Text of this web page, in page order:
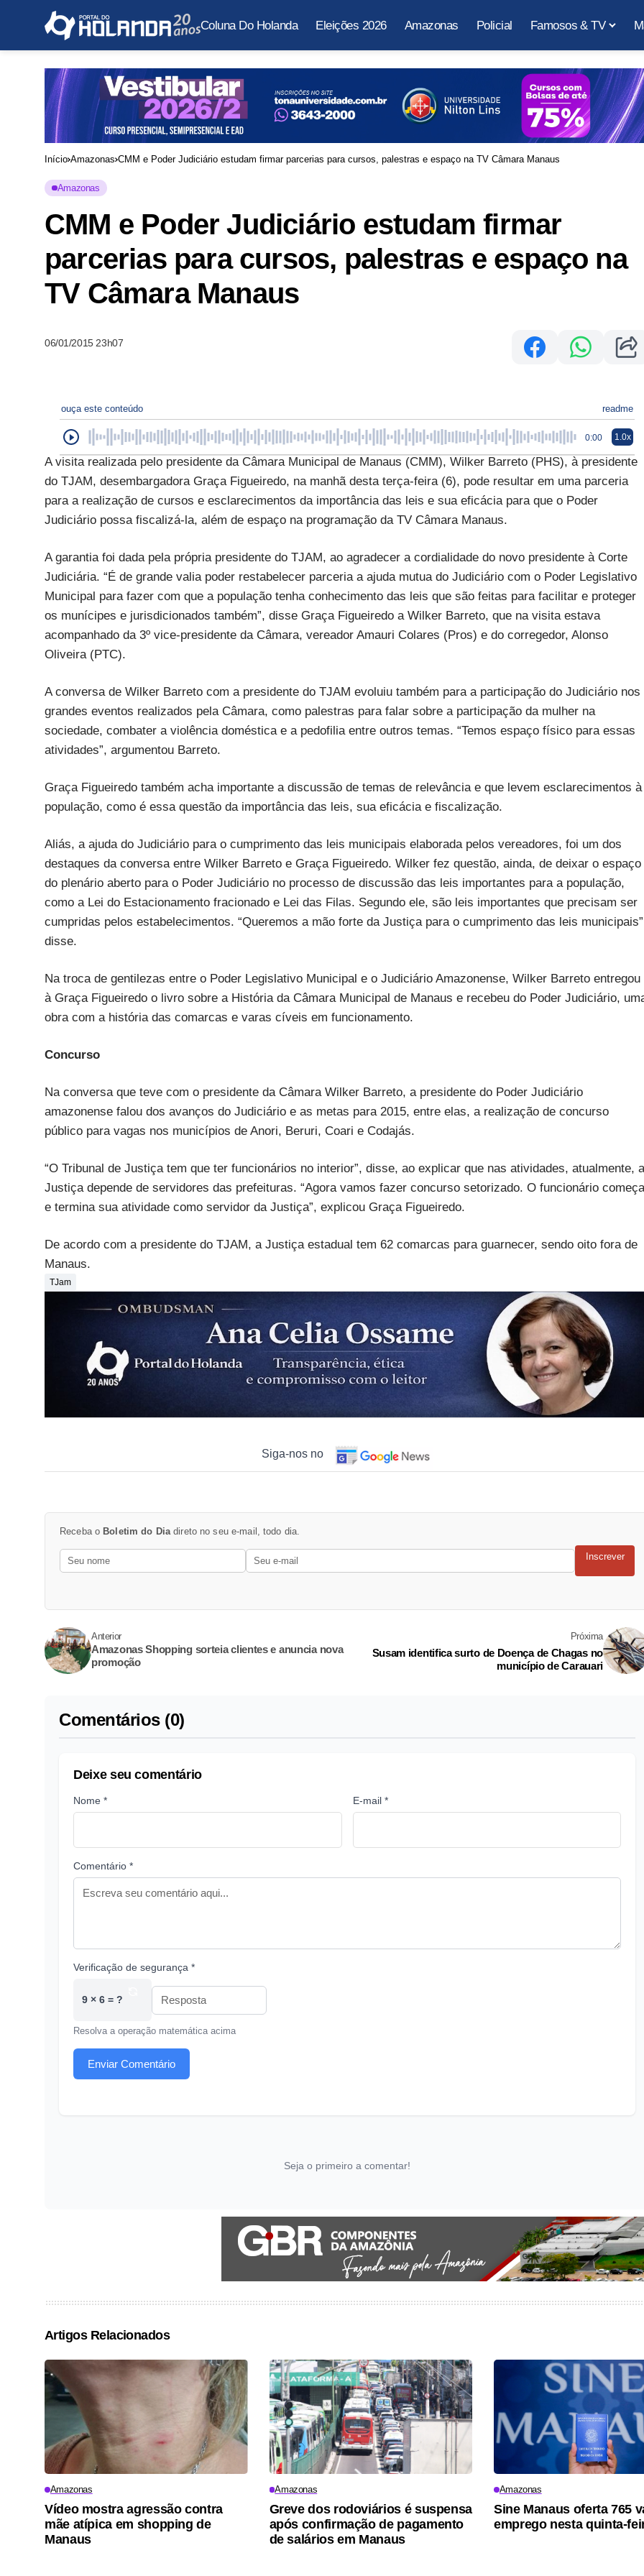
Coluna Do Holanda Eleições 2026 Amazonas Policial Famosos & TV
Início Amazonas CMM e Poder Judiciário estudam firmar parcerias para cursos, palestras e espaço na TV Câmara Manaus
Amazonas
CMM e Poder Judiciário estudam firmar
parcerias para cursos, palestras e espaço na
TV Câmara Manaus
06/01/2015 23h07
ouça este conteúdo readme
0:00 1.0x
A visita realizada pelo presidente da Câmara Municipal de Manaus (CMM), Wilker Barreto (PHS), à presidente
do TJAM, desembargadora Graça Figueiredo, na manhã desta terça-feira (6), pode resultar em uma parceria
para a realização de cursos e esclarecimentos da importância das leis e sua eficácia para que o Poder
Judiciário possa fiscalizá-la, além de espaço na programação da TV Câmara Manaus.
A garantia foi dada pela própria presidente do TJAM, ao agradecer a cordialidade do novo presidente à Corte
Judiciária. “É de grande valia poder restabelecer parceria a ajuda mutua do Judiciário com o Poder Legislativo
Municipal para fazer com que a população tenha conhecimento das leis que são feitas para facilitar e proteger
os munícipes e jurisdicionados também”, disse Graça Figueiredo a Wilker Barreto, que na visita estava
acompanhado da 3º vice-presidente da Câmara, vereador Amauri Colares (Pros) e do corregedor, Alonso
Oliveira (PTC).
A conversa de Wilker Barreto com a presidente do TJAM evoluiu também para a participação do Judiciário nos
grandes eventos realizados pela Câmara, como palestras para falar sobre a participação da mulher na
sociedade, combater a violência doméstica e a pedofilia entre outros temas. “Temos espaço físico para essas
atividades”, argumentou Barreto.
Graça Figueiredo também acha importante a discussão de temas de relevância e que levem esclarecimentos à
população, como é essa questão da importância das leis, sua eficácia e fiscalização.
Aliás, a ajuda do Judiciário para o cumprimento das leis municipais elaborada pelos vereadores, foi um dos
destaques da conversa entre Wilker Barreto e Graça Figueiredo. Wilker fez questão, ainda, de deixar o espaço
do plenário aberto para o Poder Judiciário no processo de discussão das leis importantes para a população,
como a Lei do Estacionamento fracionado e Lei das Filas. Segundo ele, são leis importantes que precisam ser
cumpridas pelos estabelecimentos. “Queremos a mão forte da Justiça para o cumprimento das leis
disse.
Na troca de gentilezas entre o Poder Legislativo Municipal e o Judiciário Amazonense, Wilker Barreto entregou
à Graça Figueiredo o livro sobre a História da Câmara Municipal de Manaus e recebeu do Poder Judiciário,
obra com a história das comarcas e varas cíveis em funcionamento.
Concurso
Na conversa que teve com o presidente da Câmara Wilker Barreto, a presidente do Poder Judiciário
amazonense falou dos avanços do Judiciário e as metas para 2015, entre elas, a realização de concurso
público para vagas nos municípios de Anori, Beruri, Coari e Codajás.
“O Tribunal de Justiça tem que ter funcionários no interior”, disse, ao explicar que nas atividades, atualmente, a
Justiça depende de servidores das prefeituras. “Agora vamos fazer concurso setorizado. O funcionário começa
e termina sua atividade como servidor da Justiça”, explicou Graça Figueiredo.
De acordo com a presidente do TJAM, a Justiça estadual tem 62 comarcas para guarnecer, sendo oito fora de
Manaus.
TJam
Siga-nos no
Receba o Boletim do Diadireto no seu e-mail, todo dia.
Inscrever
Anterior
Amazonas Shopping sorteia clientes e anuncia nova
promoção
Próxima
Susam identifica surto de Doença de Chagas no
município de Carauari
Comentários (0)
Deixe seu comentário
Nome * E-mail *
Comentário *
Verificação de segurança *
9 × 6 = ?
Resolva a operação matemática acima
Enviar Comentário
Seja o primeiro a comentar!
Artigos Relacionados
Amazonas
Vídeo mostra agressão contra
mãe atípica em shopping de
Manaus
Amazonas
Greve dos rodoviários é suspensa
após confirmação de pagamento
de salários em Manaus
Amazonas
Sine Manaus oferta 765
emprego nesta quinta-